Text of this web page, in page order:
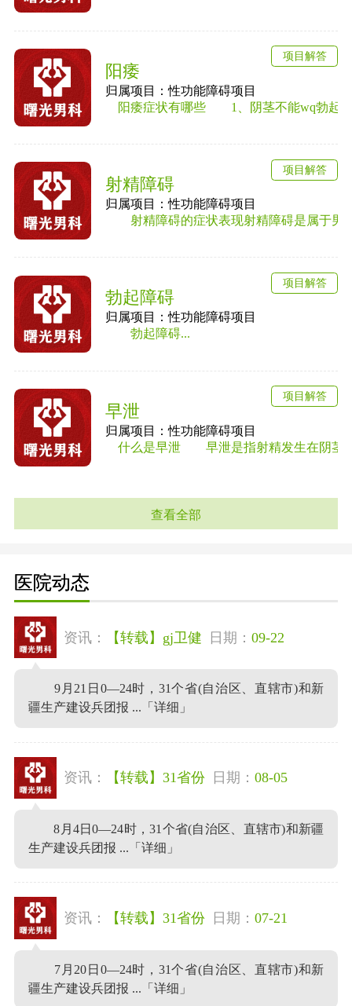
阳痿
归属项目：性功能障碍项目
阳痿症状有哪些 1、阴茎不能wq勃起或
项目解答
射精障碍
归属项目：性功能障碍项目
射精障碍的症状表现射精障碍是属于男
项目解答
勃起障碍
归属项目：性功能障碍项目
勃起障碍...
项目解答
早泄
归属项目：性功能障碍项目
什么是早泄 早泄是指射精发生在阴茎进
项目解答
查看全部
医院动态
资讯： 【转载】gj卫健 日期： 09-22
9月21日0—24时，31个省(自治区、直辖市)和新
疆生产建设兵团报 ... 「详细」
资讯： 【转载】31省份 日期： 08-05
8月4日0—24时，31个省(自治区、直辖市)和新疆
生产建设兵团报 ... 「详细」
资讯： 【转载】31省份 日期： 07-21
7月20日0—24时，31个省(自治区、直辖市)和新
疆生产建设兵团报 ... 「详细」